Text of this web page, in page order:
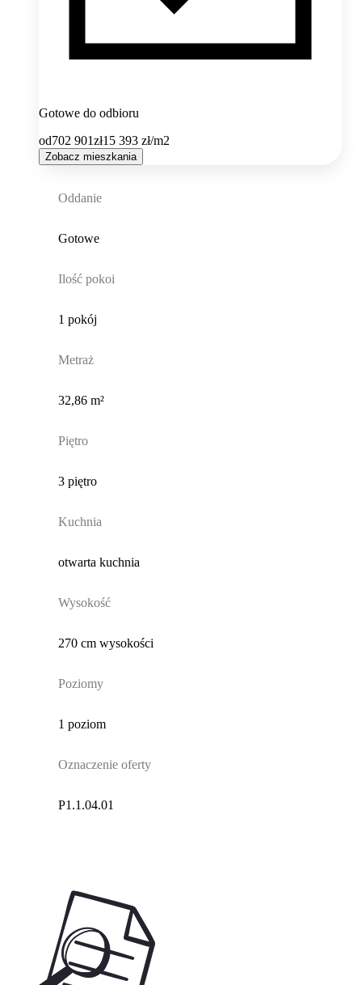
Gotowe do odbioru
od702 901zł15 393 zł/m2
Zobacz mieszkania
Oddanie
Gotowe
Ilość pokoi
1 pokój
Metraż
32,86 m²
Piętro
3 piętro
Kuchnia
otwarta kuchnia
Wysokość
270 cm wysokości
Poziomy
1 poziom
Oznaczenie oferty
P1.1.04.01